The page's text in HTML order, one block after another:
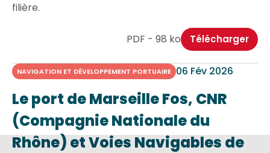
filière.
PDF - 98 ko Télécharger
NAVIGATION ET DÉVELOPPEMENT PORTUAIRE 06 Fév 2026
Le port de Marseille Fos, CNR
(Compagnie Nationale du
Rhône) et Voies Navigables de